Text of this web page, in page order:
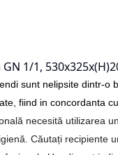
1/1,
sunt nelipsite dintr-o
fiind in concordanta
necesită utilizarea
Căutați recipiente